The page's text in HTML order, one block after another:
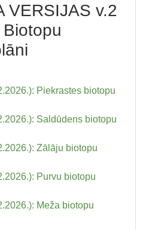
VERSIJAS v.2
Piekrastes biotopu
Saldūdens biotopu
Zālāju biotopu
Purvu biotopu
Meža biotopu